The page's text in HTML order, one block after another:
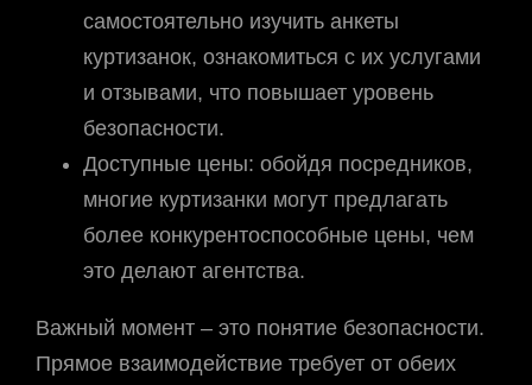
самостоятельно изучить анкеты
куртизанок, ознакомиться с их услугами
и отзывами, что повышает уровень
безопасности.
Доступные цены: обойдя посредников,
многие куртизанки могут предлагать
более конкурентоспособные цены, чем
это делают агентства.
Важный момент – это понятие безопасности.
Прямое взаимодействие требует от обеих